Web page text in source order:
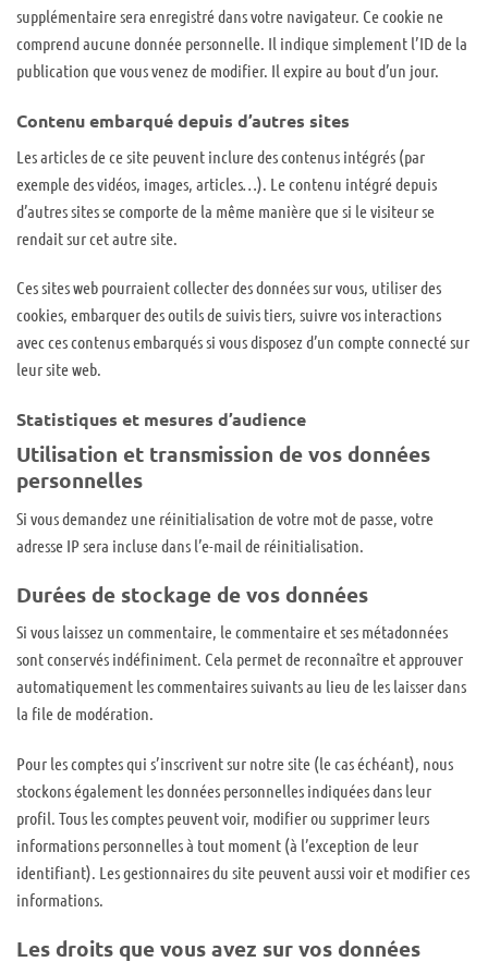
supplémentaire sera enregistré dans votre navigateur. Ce cookie ne
comprend aucune donnée personnelle. Il indique simplement l’ID de la
publication que vous venez de modifier. Il expire au bout d’un jour.
Contenu embarqué depuis d’autres sites
Les articles de ce site peuvent inclure des contenus intégrés (par
exemple des vidéos, images, articles…). Le contenu intégré depuis
d’autres sites se comporte de la même manière que si le visiteur se
rendait sur cet autre site.
Ces sites web pourraient collecter des données sur vous, utiliser des
cookies, embarquer des outils de suivis tiers, suivre vos interactions
avec ces contenus embarqués si vous disposez d’un compte connecté sur
leur site web.
Statistiques et mesures d’audience
Utilisation et transmission de vos données
personnelles
Si vous demandez une réinitialisation de votre mot de passe, votre
adresse IP sera incluse dans l’e-mail de réinitialisation.
Durées de stockage de vos données
Si vous laissez un commentaire, le commentaire et ses métadonnées
sont conservés indéfiniment. Cela permet de reconnaître et approuver
automatiquement les commentaires suivants au lieu de les laisser dans
la file de modération.
Pour les comptes qui s’inscrivent sur notre site (le cas échéant), nous
stockons également les données personnelles indiquées dans leur
profil. Tous les comptes peuvent voir, modifier ou supprimer leurs
informations personnelles à tout moment (à l’exception de leur
identifiant). Les gestionnaires du site peuvent aussi voir et modifier ces
informations.
Les droits que vous avez sur vos données